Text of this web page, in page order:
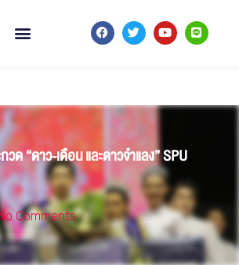
ด “ดาว-เดือน และดาวจำแลง” SPU
Comments